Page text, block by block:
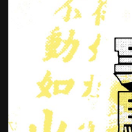
prototipo final.